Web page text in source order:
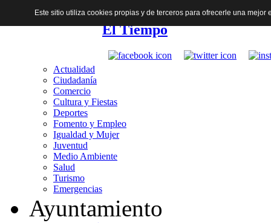
El Tiempo
Actualidad
Ciudadanía
Comercio
Cultura y Fiestas
Deportes
Fomento y Empleo
Igualdad y Mujer
Juventud
Medio Ambiente
Salud
Turismo
Emergencias
Ayuntamiento
Este sitio utiliza cookies propias y de terceros para ofrecerle una